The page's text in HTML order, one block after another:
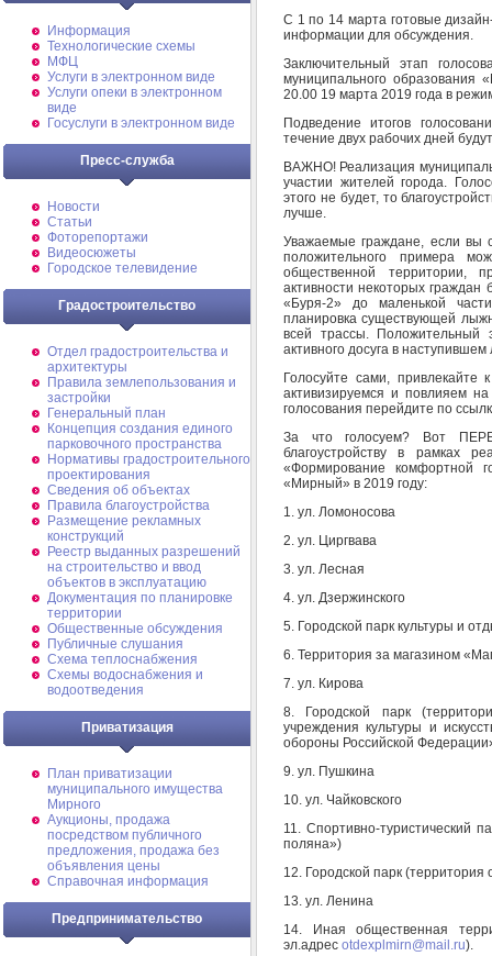
Информация
Технологические схемы
МФЦ
Услуги в электронном виде
Услуги опеки в электронном
виде
Госуслуги в электронном виде
Пресс-служба
Новости
Статьи
Фоторепортажи
Видеосюжеты
Городское телевидение
Градостроительство
Отдел градостроительства и
архитектуры
Правила землепользования и
застройки
Генеральный план
Концепция создания единого
парковочного пространства
Нормативы градостроительного
проектирования
Сведения об объектах
Правила благоустройства
Размещение рекламных
конструкций
Реестр выданных разрешений
на строительство и ввод
объектов в эксплуатацию
Документация по планировке
территории
Общественные обсуждения
Публичные слушания
Схема теплоснабжения
Схемы водоснабжения и
водоотведения
Приватизация
План приватизации
муниципального имущества
Мирного
Аукционы, продажа
посредством публичного
предложения, продажа без
объявления цены
Справочная информация
Предпринимательство
С 1 по 14 марта готовые
информации для обсуждения.
Заключительный этап
муниципального
20.00 19 марта 2019 года в
Подведение итогов
течение двух рабочих дней
ВАЖНО! Реализация
участии жителей города.
этого не будет, то
лучше.
Уважаемые граждане, если вы
положительного примера
общественной территории,
активности некоторых
«Буря-2» до маленькой
планировка существующей
всей трассы. Положительный
активного досуга в
Голосуйте сами, привлекайте
активизируемся и повлияем
голосования перейдите по
За что голосуем? Вот
благоустройству в рамках
«Формирование комфортной
«Мирный» в 2019 году:
1. ул. Ломоносова
2. ул. Циргвава
3. ул. Лесная
4. ул. Дзержинского
5. Городской парк культуры и
6. Территория за магазином
7. ул. Кирова
8. Городской парк
учреждения культуры и
обороны Российской
9. ул. Пушкина
10. ул. Чайковского
11. Спортивно-туристический
поляна»)
12. Городской парк
13. ул. Ленина
14. Иная общественная
эл.адрес otdexplmirn@mail.ru).